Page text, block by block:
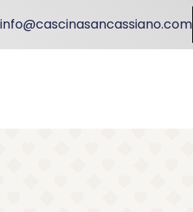
info@cascinasancassiano.com